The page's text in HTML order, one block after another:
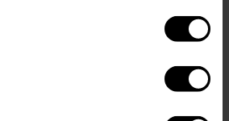
Jeux de pelote valencienne